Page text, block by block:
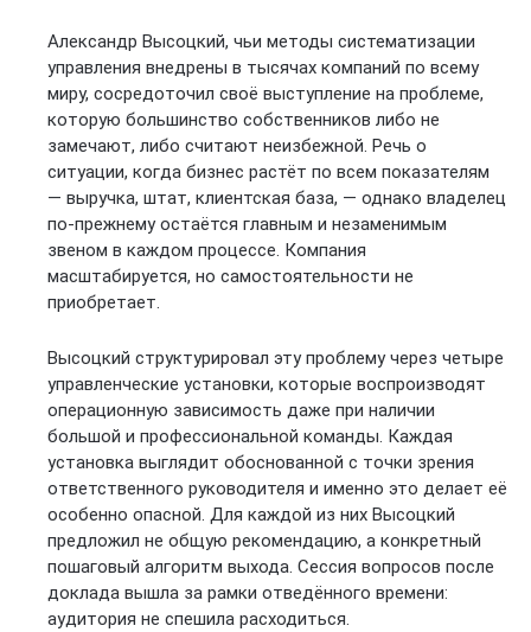
Александр Высоцкий, чьи методы систематизации
управления внедрены в тысячах компаний по всему
миру, сосредоточил своё выступление на проблеме,
которую большинство собственников либо не
замечают, либо считают неизбежной. Речь о
ситуации, когда бизнес растёт по всем показателям
— выручка, штат, клиентская база, — однако владелец
по-прежнему остаётся главным и незаменимым
звеном в каждом процессе. Компания
масштабируется, но самостоятельности не
приобретает.
Высоцкий структурировал эту проблему через четыре
управленческие установки, которые воспроизводят
операционную зависимость даже при наличии
большой и профессиональной команды. Каждая
установка выглядит обоснованной с точки зрения
ответственного руководителя и именно это делает её
особенно опасной. Для каждой из них Высоцкий
предложил не общую рекомендацию, а конкретный
пошаговый алгоритм выхода. Сессия вопросов после
доклада вышла за рамки отведённого времени:
аудитория не спешила расходиться.